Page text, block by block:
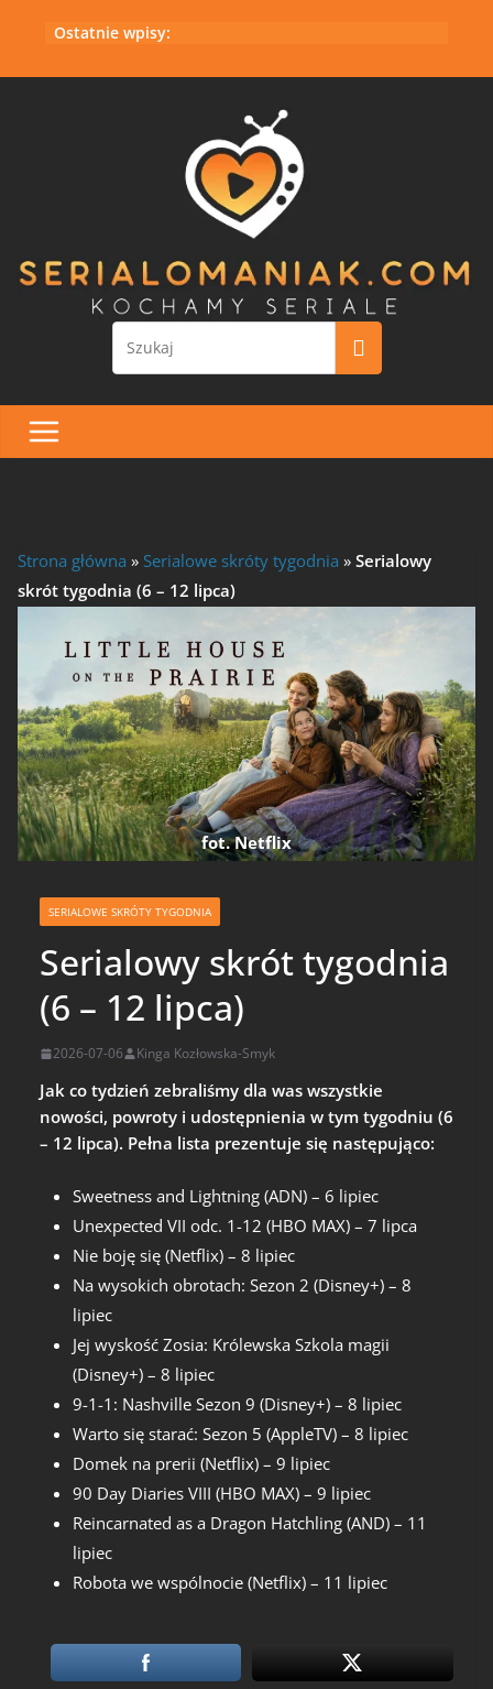
Ostatnie wpisy:
Strona główna » Serialowe skróty tygodnia » Serialowy
skrót tygodnia (6 – 12 lipca)
fot. Netflix
SERIALOWE SKRÓTY TYGODNIA
Serialowy skrót tygodnia
(6 – 12 lipca)
2026-07-06 Kinga Kozłowska-Smyk
Jak co tydzień zebraliśmy dla was wszystkie
nowości, powroty i udostępnienia w tym tygodniu (6
– 12 lipca). Pełna lista prezentuje się następująco:
Sweetness and Lightning (ADN) – 6 lipiec
Unexpected VII odc. 1-12 (HBO MAX) – 7 lipca
Nie boję się (Netflix) – 8 lipiec
Na wysokich obrotach: Sezon 2 (Disney+) – 8
lipiec
Jej wyskość Zosia: Królewska Szkola magii
(Disney+) – 8 lipiec
9-1-1: Nashville Sezon 9 (Disney+) – 8 lipiec
Warto się starać: Sezon 5 (AppleTV) – 8 lipiec
Domek na prerii (Netflix) – 9 lipiec
90 Day Diaries VIII (HBO MAX) – 9 lipiec
Reincarnated as a Dragon Hatchling (AND) – 11
lipiec
Robota we wspólnocie (Netflix) – 11 lipiec